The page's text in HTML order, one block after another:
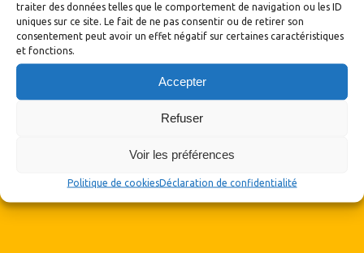
traiter des données telles que le comportement de navigation ou les ID
uniques sur ce site. Le fait de ne pas consentir ou de retirer son
consentement peut avoir un effet négatif sur certaines caractéristiques
et fonctions.
Accepter
Refuser
Voir les préférences
Politique de cookiesDéclaration de confidentialité
Archives